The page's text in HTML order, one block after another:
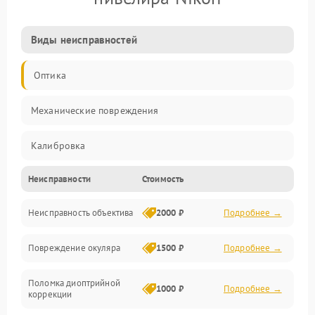
Виды неисправностей
Оптика
Механические повреждения
Калибровка
Механика
Электропитание
Электроника
Аксессуары
Неисправности Стоимость
Неисправность объектива 2000 ₽ Подробнее →
Повреждение окуляра 1500 ₽ Подробнее →
Поломка диоптрийной
коррекции
1000 ₽ Подробнее →